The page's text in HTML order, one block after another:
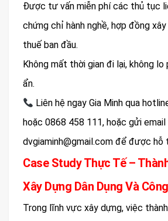
Được tư vấn miễn phí các thủ tục
chứng chỉ hành nghề, hợp đồng
thuế ban đầu.
Không mất thời gian đi lại, không lo
ẩn.
Liên hệ ngay Gia Minh qua
hoặc 0868 458 111, hoặc gửi email
dvgiaminh@gmail.com để được hỗ
Case Study Thực Tế –
Xây Dựng Dân Dụng Và
Trong lĩnh vực xây dựng, việc